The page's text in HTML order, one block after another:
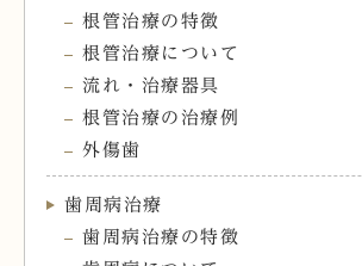
根管治療の特徴
根管治療について
流れ・治療器具
根管治療の治療例
外傷歯
歯周病治療
歯周病治療の特徴